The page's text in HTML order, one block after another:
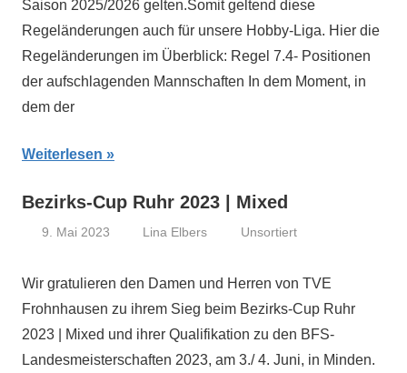
Saison 2025/2026 gelten.Somit geltend diese
Regeländerungen auch für unsere Hobby-Liga. Hier die
Regeländerungen im Überblick: Regel 7.4- Positionen
der aufschlagenden Mannschaften In dem Moment, in
dem der
Weiterlesen
Bezirks-Cup Ruhr 2023 | Mixed
9. Mai 2023 Lina Elbers Unsortiert
Wir gratulieren den Damen und Herren von TVE
Frohnhausen zu ihrem Sieg beim Bezirks-Cup Ruhr
2023 | Mixed und ihrer Qualifikation zu den BFS-
Landesmeisterschaften 2023, am 3./ 4. Juni, in Minden.